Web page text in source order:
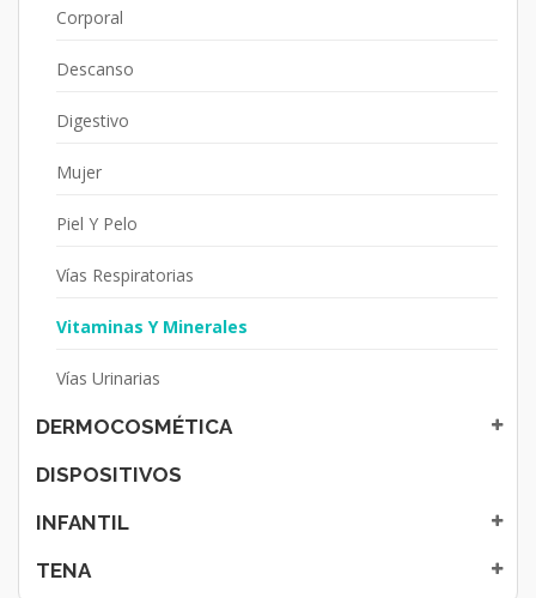
Corporal
Descanso
Digestivo
Mujer
Piel Y Pelo
Vías Respiratorias
Vitaminas Y Minerales
Vías Urinarias
DERMOCOSMÉTICA
DISPOSITIVOS
INFANTIL
TENA